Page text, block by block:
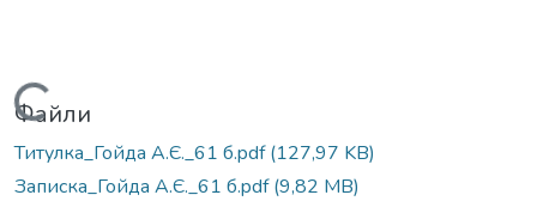
Вантажиться...
Файли
Титулка_Гойда А.Є._61 б.pdf(127,97 KB)
Записка_Гойда А.Є._61 б.pdf(9,82 MB)